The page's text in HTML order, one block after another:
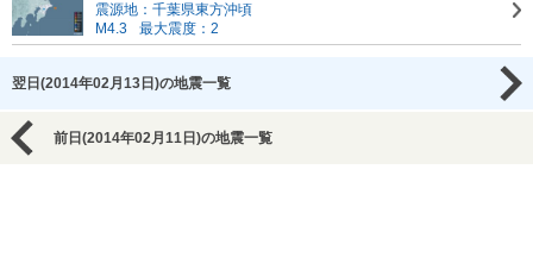
震源地：千葉県東方沖頃
M4.3
最大震度：2
翌日(2014年02月13日)の地震一覧
前日(2014年02月11日)の地震一覧